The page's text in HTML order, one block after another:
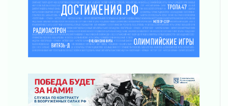
Клюква наливается, но в корзинку пока не
просится
03 августа 2026
Строительные компании Ленобласти
подняли зарплаты почти на 40% за год
Шесть новых жизней в честь дня рождения
Ленинградской области
03 августа 2026